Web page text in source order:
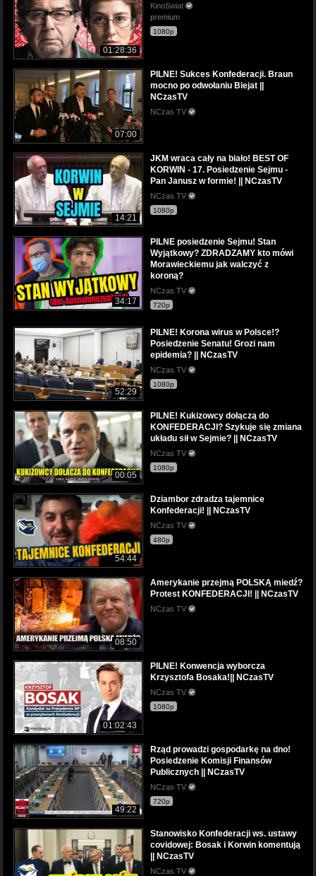
01:28:36
KinoSwiat
premium
1080p
07:00
PILNE! Sukces Konfederacji. Braun
mocno po odwołaniu Biejat ||
NCzasTV
NCzas TV
14:21
JKM wraca cały na biało! BEST OF
KORWIN - 17. Posiedzenie Sejmu -
Pan Janusz w formie! || NCzasTV
NCzas TV
1080p
34:17
PILNE posiedzenie Sejmu! Stan
Wyjątkowy? ZDRADZAMY kto mówi
Morawieckiemu jak walczyć z
koroną?
NCzas TV
720p
52:29
PILNE! Korona wirus w Polsce!?
Posiedzenie Senatu! Grozi nam
epidemia? || NCzasTV
NCzas TV
1080p
00:05
PILNE! Kukizowcy dołączą do
KONFEDERACJI? Szykuje się zmiana
układu sił w Sejmie? || NCzasTV
NCzas TV
1080p
54:44
Dziambor zdradza tajemnice
Konfederacji! || NCzasTV
NCzas TV
480p
08:50
Amerykanie przejmą POLSKĄ miedź?
Protest KONFEDERACJI! || NCzasTV
NCzas TV
01:02:43
PILNE! Konwencja wyborcza
Krzysztofa Bosaka!|| NCzasTV
NCzas TV
1080p
49:22
Rząd prowadzi gospodarkę na dno!
Posiedzenie Komisji Finansów
Publicznych || NCzasTV
NCzas TV
720p
Stanowisko Konfederacji ws. ustawy
covidowej: Bosak i Korwin komentują
|| NCzasTV
NCzas TV